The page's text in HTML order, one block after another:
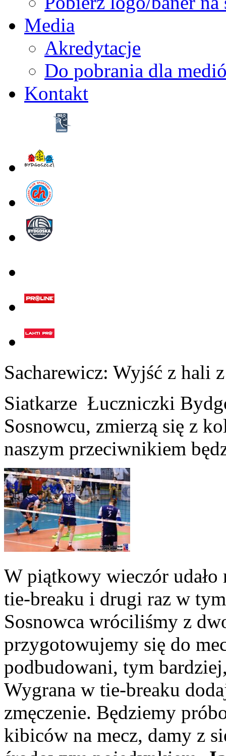
Media
Akredytacje
Do pobrania dla
Kontakt
Sacharewicz: Wyjść z hali
Siatkarze Łuczniczki
Sosnowcu, zmierzą się z
naszym przeciwnikiem
W piątkowy wieczór udało
tie-breaku i drugi raz w
Sosnowca wróciliśmy z
przygotowujemy się do
podbudowani, tym
Wygrana w tie-breaku
zmęczenie. Będziemy
kibiców na mecz, damy z